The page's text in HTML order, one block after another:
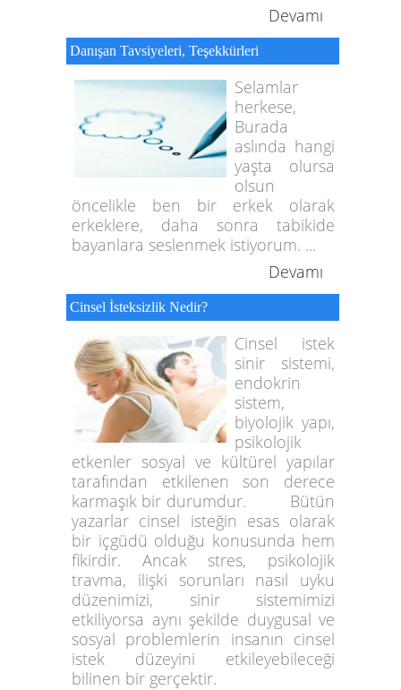
Devamı
Danışan Tavsiyeleri, Teşekkürleri
Selamlar
herkese,
Burada
aslında hangi
yaşta olursa
olsun
öncelikle ben bir erkek olarak
erkeklere, daha sonra tabikide
bayanlara seslenmek istiyorum. ...
Devamı
Cinsel İsteksizlik Nedir?
Cinsel istek
sinir sistemi,
endokrin
sistem,
biyolojik yapı,
psikolojik
etkenler sosyal ve kültürel yapılar
tarafından etkilenen son derece
karmaşık bir durumdur. Bütün
yazarlar cinsel isteğin esas olarak
bir içgüdü olduğu konusunda hem
fikirdir. Ancak stres, psikolojik
travma, ilişki sorunları nasıl uyku
düzenimizi, sinir sistemimizi
etkiliyorsa aynı şekilde duygusal ve
sosyal problemlerin insanın cinsel
istek düzeyini etkileyebileceği
bilinen bir gerçektir.